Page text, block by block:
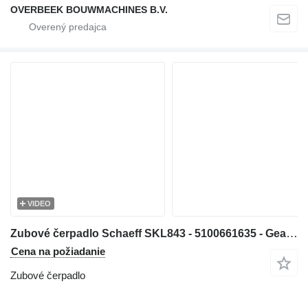
OVERBEEK BOUWMACHINES B.V.
VIDEO
Zubové čerpadlo Schaeff SKL843 - 5100661635 - Gearpump/Zahnradpumpe na kolesového nakladača
Cena na požiadanie
Zubové čerpadlo